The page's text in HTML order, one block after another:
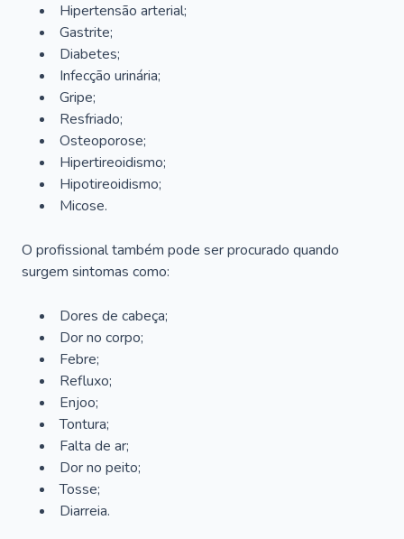
Hipertensão arterial;
Gastrite;
Diabetes;
Infecção urinária;
Gripe;
Resfriado;
Osteoporose;
Hipertireoidismo;
Hipotireoidismo;
Micose.
O profissional também pode ser procurado quando
surgem sintomas como:
Dores de cabeça;
Dor no corpo;
Febre;
Refluxo;
Enjoo;
Tontura;
Falta de ar;
Dor no peito;
Tosse;
Diarreia.